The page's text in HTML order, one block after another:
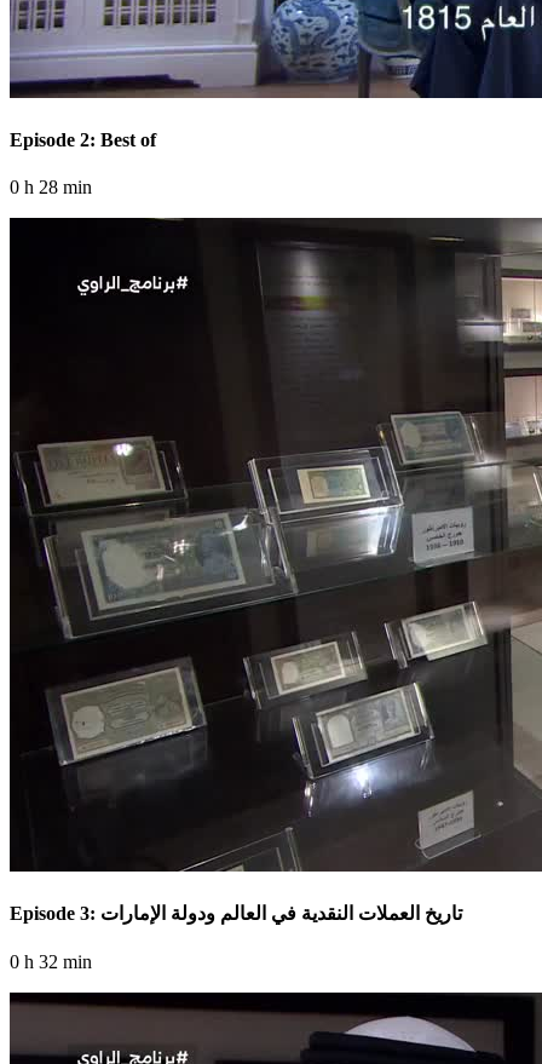
Episode 2: Best of
0 h 28 min
Episode 3: تاريخ العملات النقدية في العالم ودولة الإمارات
0 h 32 min